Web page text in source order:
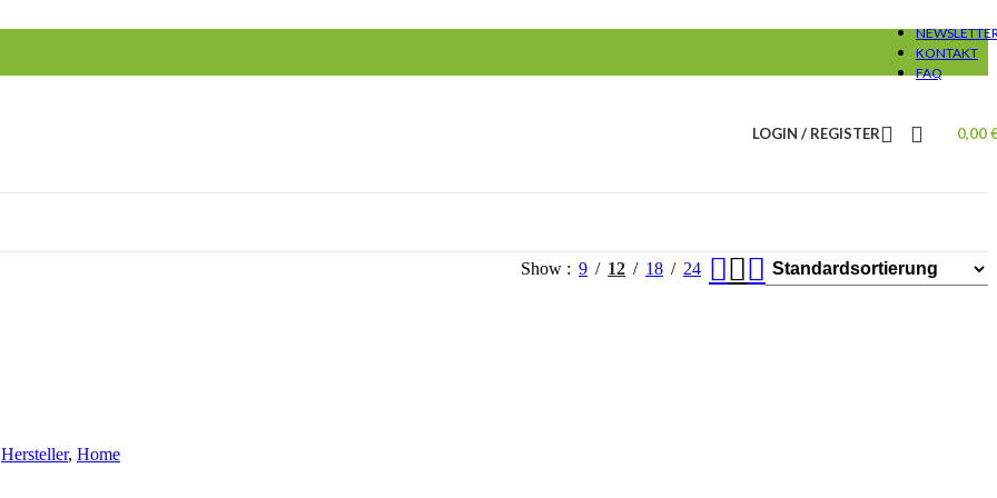
KONTAKT
FAQ
LOGIN / REGISTER 0,00
Show 9 12 18 24
Hersteller, Home